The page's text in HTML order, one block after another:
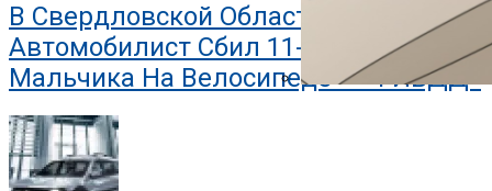
В Свердловской Области
Автомобилист Сбил 11-Летнего
Мальчика На Велосипеде — «ГИБДД»